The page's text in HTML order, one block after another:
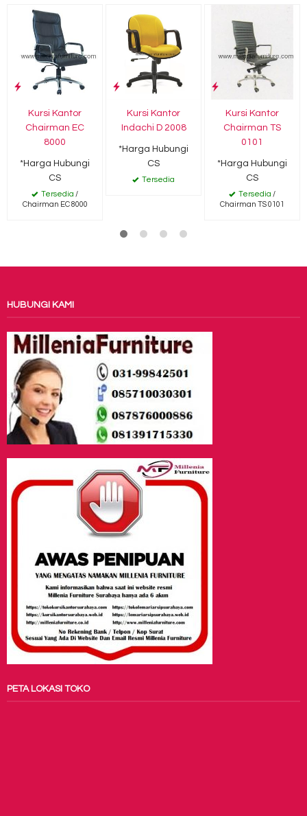
Kursi Kantor
Chairman EC
8000
*Harga Hubungi
CS
Tersedia /
Chairman EC 8000
Kursi Kantor
Indachi D 2008
*Harga Hubungi
CS
Tersedia
Kursi Kantor
Chairman TS
0101
*Harga Hubungi
CS
Tersedia /
Chairman TS 0101
HUBUNGI KAMI
PETA LOKASI TOKO